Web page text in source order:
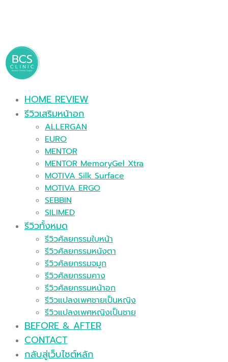
HOME REVIEW
รีวิวเสริมหน้าอก
ALLERGAN
EURO
MENTOR
MENTOR MemoryGel Xtra
MOTIVA Silk Surface
MOTIVA ERGO
SEBBIN
SILIMED
รีวิวทั้งหมด
รีวิวศัลยกรรมใบหน้า
รีวิวศัลยกรรมหนังตา
รีวิวศัลยกรรมจมูก
รีวิวศัลยกรรมคาง
รีวิวศัลยกรรมหน้าอก
รีวิวแปลงเพศชายเป็นหญิง
รีวิวแปลงเพศหญิงเป็นชาย
BEFORE & AFTER
CONTACT
กลับสู่เว็บไซต์หลัก